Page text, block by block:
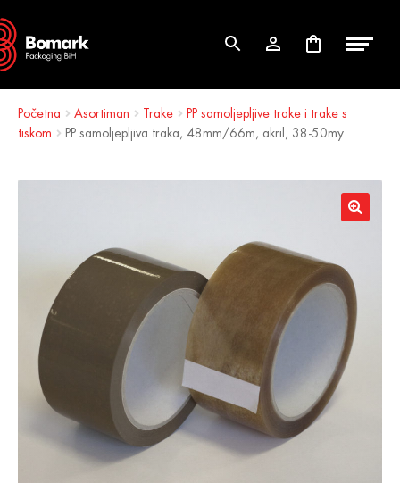
Skip
to
navigation
Skip
to
content
Početna Asortiman Trake
PP samoljepljive trake i trake s
tiskom
PP samoljepljiva traka, 48mm/66m, akril, 38-50my